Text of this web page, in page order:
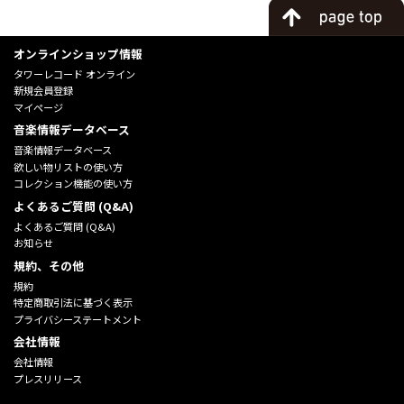
オンラインショップ情報
タワーレコード オンライン
新規会員登録
マイページ
音楽情報データベース
音楽情報データベース
欲しい物リストの使い方
コレクション機能の使い方
よくあるご質問 (Q&A)
よくあるご質問 (Q&A)
お知らせ
規約、その他
規約
特定商取引法に基づく表示
プライバシーステートメント
会社情報
会社情報
プレスリリース